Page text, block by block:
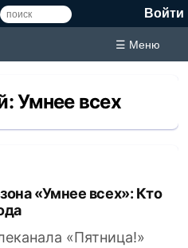
Войти
☰ Меню
Умнее всех
«Пятница!»